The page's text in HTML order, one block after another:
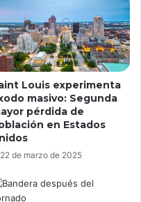
Louis experimenta
masivo: Segunda
pérdida de
en Estados
22 de marzo de 2025